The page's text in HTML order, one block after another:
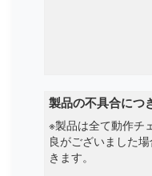
製品の不具合につ
※製品は全て動作チ
良がございました
きます。